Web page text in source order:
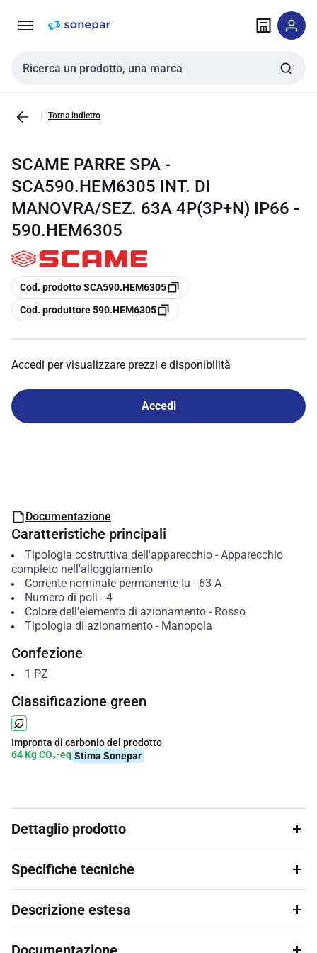
navigazione alla
Cerca input
Torna indietro
SCAME PARRE SPA -
SCA590.HEM6305 INT. DI
MANOVRA/SEZ. 63A 4P(3P+N) IP66 -
590.HEM6305
copia
Cod. prodotto SCA590.HEM6305
copia
Cod. produttore 590.HEM6305
Accedi per visualizzare prezzi e disponibilità
Accedi
Documentazione
Caratteristiche principali
Tipologia costruttiva dell'apparecchio- Apparecchio
completo nell'alloggiamento
Corrente nominale permanente Iu - 63 A
Numero di poli - 4
Colore dell'elemento di azionamento- Rosso
Tipologia di azionamento- Manopola
Confezione
1 PZ
Classificazione green
Impronta di carbonio del prodotto
64 Kg CO₂-eq Stima Sonepar
Dettaglio prodotto
Specifiche tecniche
Descrizione estesa